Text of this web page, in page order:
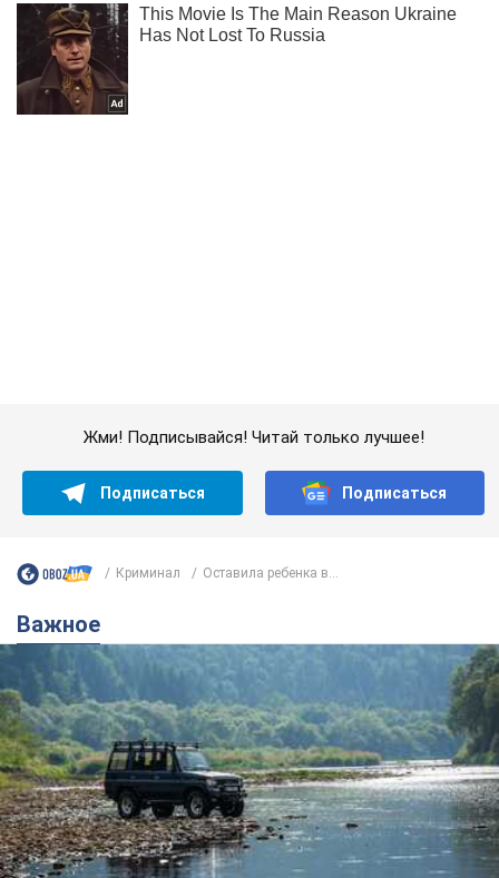
Значительные штрафы и специальные
полигоны: как проблему джипинга решают за
границей
Украине не помешает взять пример со стран Европы
8.08.2026 05:10 2,5 т.
В Прикарпатье после аномальной
жары прошел сильный ливень:
дороги превратились в реки. Видео